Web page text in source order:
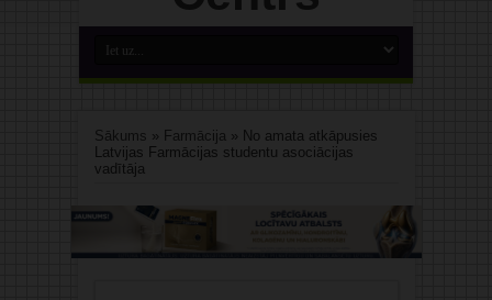
Sākums » Farmācija» No amata atkāpusies
Latvijas Farmācijas studentu asociācijas
vadītāja